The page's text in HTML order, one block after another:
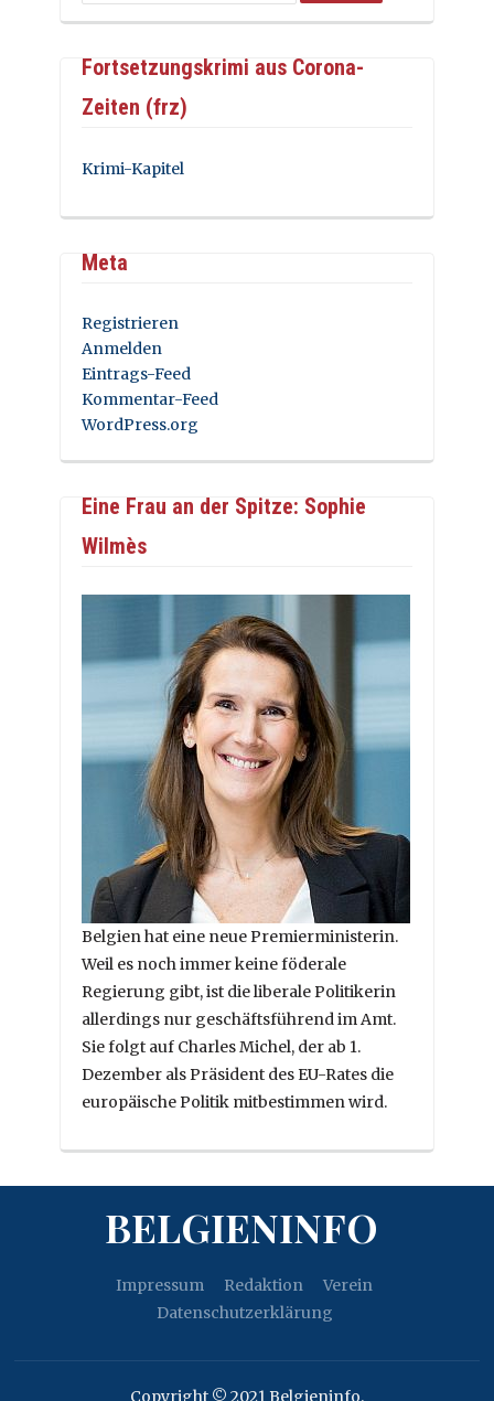
Fortsetzungskrimi aus Corona-
Zeiten (frz)
Krimi-Kapitel
Meta
Registrieren
Anmelden
Eintrags-Feed
Kommentar-Feed
WordPress.org
Eine Frau an der Spitze: Sophie
Wilmès
Belgien hat eine neue Premierministerin.
Weil es noch immer keine föderale
Regierung gibt, ist die liberale Politikerin
allerdings nur geschäftsführend im Amt.
Sie folgt auf Charles Michel, der ab 1.
Dezember als Präsident des EU-Rates die
europäische Politik mitbestimmen wird.
BELGIENINFO
Impressum Redaktion
Verein
Datenschutzerklärung
Copyright © 2021 Belgieninfo.